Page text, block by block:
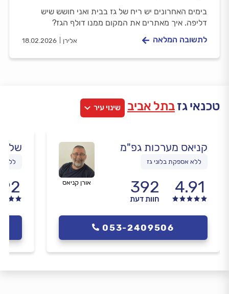
בימים האחרונים יש ריח של גז בבית ואני חושש שיש
דליפה. איך מאתרים את המקום ממנו דולף הגז?
אלירן 18.02.2026 לתשובה המלאה
טכנאי גזבתל אביב שינוי עיר
קניאס מערכות גפ"מ
ללא אספקת בלוני גז
4.91
392
חוות דעת
אורן קניאס
053-2409506
ללא